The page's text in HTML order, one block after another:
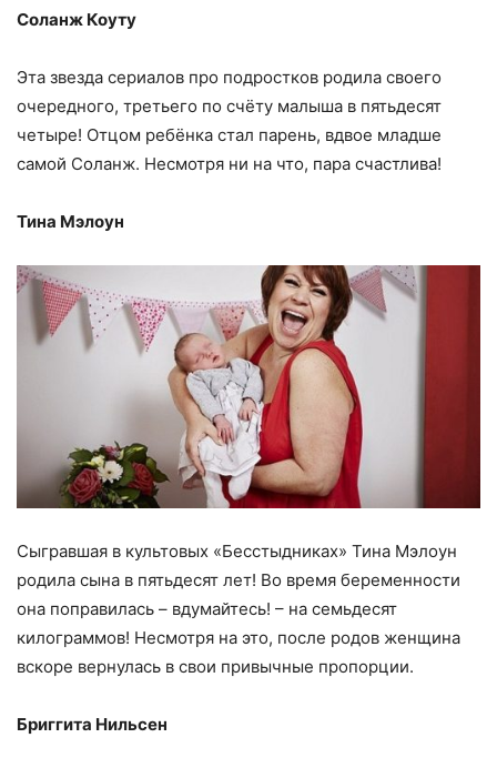
Соланж Коуту
Эта звезда сериалов про подростков родила своего
очередного, третьего по счёту малыша в пятьдесят
четыре! Отцом ребёнка стал парень, вдвое младше
самой Соланж. Несмотря ни на что, пара счастлива!
Тина Мэлоун
Сыгравшая в культовых «Бесстыдниках» Тина Мэлоун
родила сына в пятьдесят лет! Во время беременности
она поправилась – вдумайтесь! – на семьдесят
килограммов! Несмотря на это, после родов женщина
вскоре вернулась в свои привычные пропорции.
Бриггита Нильсен